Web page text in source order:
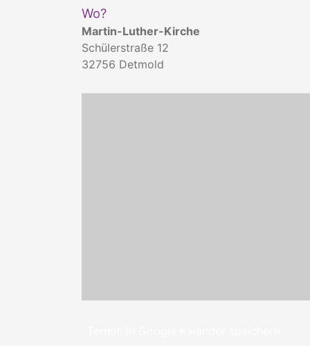
Wo?
Martin-Luther-Kirche
Schülerstraße 12
32756 Detmold